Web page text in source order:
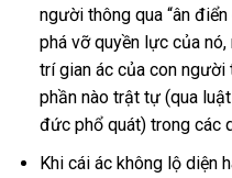
người thông qua “ân
phá vỡ quyền lực của
trí gian ác của con người
phần nào trật tự (qua
đức phổ quát) trong các
Khi cái ác không lộ diện